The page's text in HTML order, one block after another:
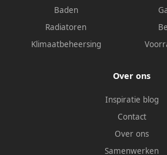
Baden
Radiatoren
Klimaatbeheersing
Over ons
Inspiratie blog
Contact
Over ons
Samenwerken